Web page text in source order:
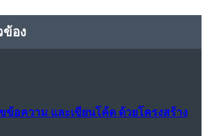
ข้อง
ข้อความ และเขียนโค้ด ด้วยโครงสร้าง